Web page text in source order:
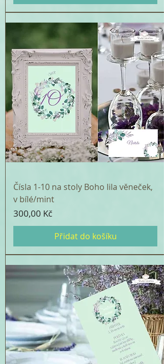
Čísla 1-10 na stoly Boho lila věneček,
v bílé/mint
Cena
300,00 Kč
Přidat do košíku